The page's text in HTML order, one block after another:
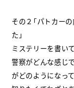
その２「パトカー
た」
ミステリーを書い
警察がどんな感じ
がどのようになっ